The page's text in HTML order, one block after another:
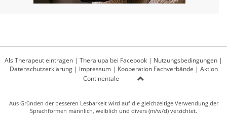
Als Therapeut eintragen | Theralupa bei Facebook | Nutzungsbedingungen |
Datenschutzerklärung| Impressum| Kooperation Fachverbände | Aktion
Continentale
Aus Gründen der besseren Lesbarkeit wird auf die gleichzeitige Verwendung der
Sprachformen männlich, weiblich und divers (m/w/d) verzichtet.